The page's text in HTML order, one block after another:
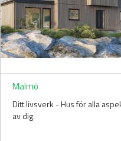
Malmö
Ditt livsverk - Hus för alla
av dig.